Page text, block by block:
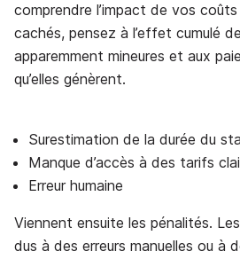
comprendre l’impact de vos
cachés, pensez à l’effet cumulé
apparemment mineures et aux
qu’elles génèrent.
Surestimation de la durée du
Manque d’accès à des tarifs
Erreur humaine
Viennent ensuite les pénalités.
dus à des erreurs manuelles ou à